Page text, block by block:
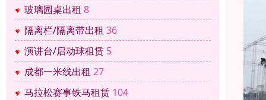
玻璃园桌出租 8
隔离栏/隔离带出租 36
演讲台/启动球租赁 5
成都一米线出租 27
马拉松赛事铁马租赁 104